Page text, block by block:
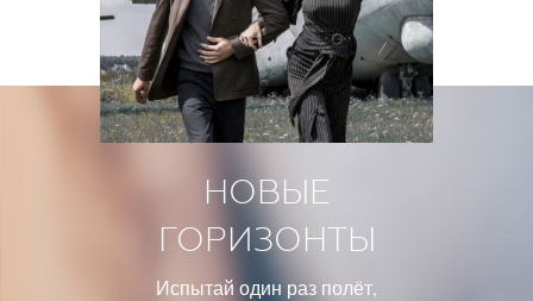
НОВЫЕ
ГОРИЗОНТЫ
Испытай один раз полёт,